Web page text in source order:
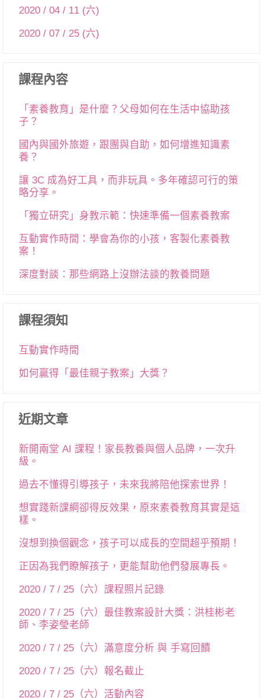
2020 / 04 / 11 (六)
2020 / 07 / 25 (六)
課程內容
「素養教育」是什麼？父母如何在生活中協助孩
子？
國內與國外旅遊，跟團與自助，如何增進知識素
養？
讓 3C 成為好工具，而非玩具。多年確認可行的策
略分享。
「獨立研究」身教示範：快速準備一個素養教案
互動實作時間：學會為你的小孩，客製化素養教
案！
深度對談：那些網路上沒辦法談的教養問題
課程須知
互動實作時間
如何贏得「最佳親子教案」大獎？
近期文章
新開兩堂 AI 課程！家長教養與個人品牌，一次升
級。
過去不懂得引導孩子，未來我將陪他探索世界！
想實踐新課綱卻得反效果，原來素養教育其實是這
樣。
沒想到換個觀念，孩子可以成長的空間超乎預期！
正因為我們瞭解孩子，更能幫助他們發展專長。
2020 / 7 / 25（六）課程照片記錄
2020 / 7 / 25（六）最佳教案設計大獎：洪桂彬老
師、李姿瑩老師
2020 / 7 / 25（六）滿意度分析 與 手寫回饋
2020 / 7 / 25（六）報名截止
2020 / 7 / 25（六）活動內容